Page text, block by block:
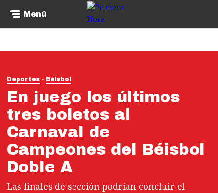
Menú
Deportes Béisbol
En juego los últimos
tres boletos al
Carnaval de
Campeones del Béisbol
Doble A
Las finales de sección podrían concluir el